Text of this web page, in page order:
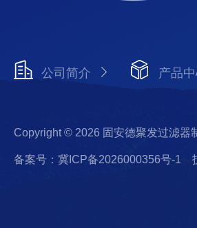
公司简介 产品
Copyright © 2026 固安德聚发过滤器
备案号：冀ICP备2026000356号-1